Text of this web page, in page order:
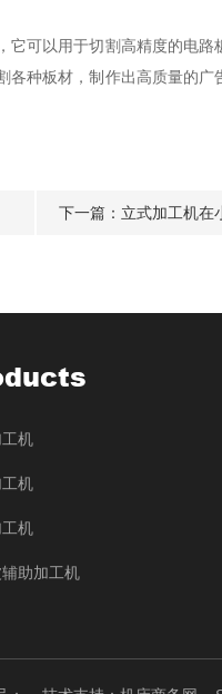
以用于切割高精度的电路
种板材，制作出高质量的
下一篇： 立式加工机在
机
机
机
助加工机